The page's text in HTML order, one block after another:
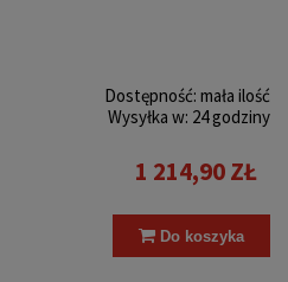
Dostępność: mała ilość
Wysyłka w: 24 godziny
1 214,90 ZŁ
Do koszyka